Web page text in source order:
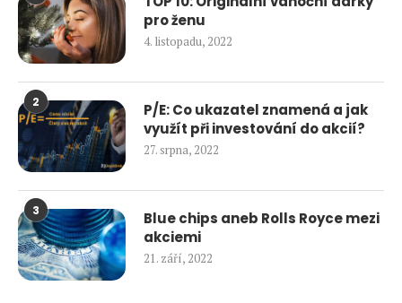
pro ženu
4. listopadu, 2022
2
P/E: Co ukazatel znamená a jak
využít při investování do akcií?
27. srpna, 2022
3
Blue chips aneb Rolls Royce mezi
akciemi
21. září, 2022